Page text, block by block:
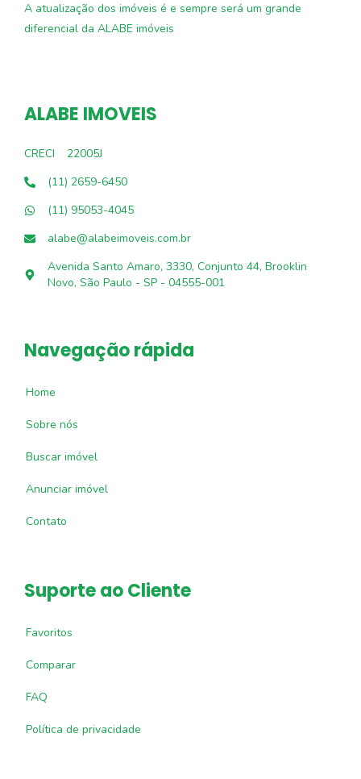
A atualização dos imóveis é e sempre será um grande
diferencial da ALABE imóveis
ALABE IMOVEIS
CRECI
22005J
(11) 2659-6450
(11) 95053-4045
alabe@alabeimoveis.com.br
Avenida Santo Amaro, 3330, Conjunto 44, Brooklin
Novo, São Paulo - SP - 04555-001
Navegação rápida
Home
Sobre nós
Buscar imóvel
Anunciar imóvel
Contato
Suporte ao Cliente
Favoritos
Comparar
FAQ
Política de privacidade